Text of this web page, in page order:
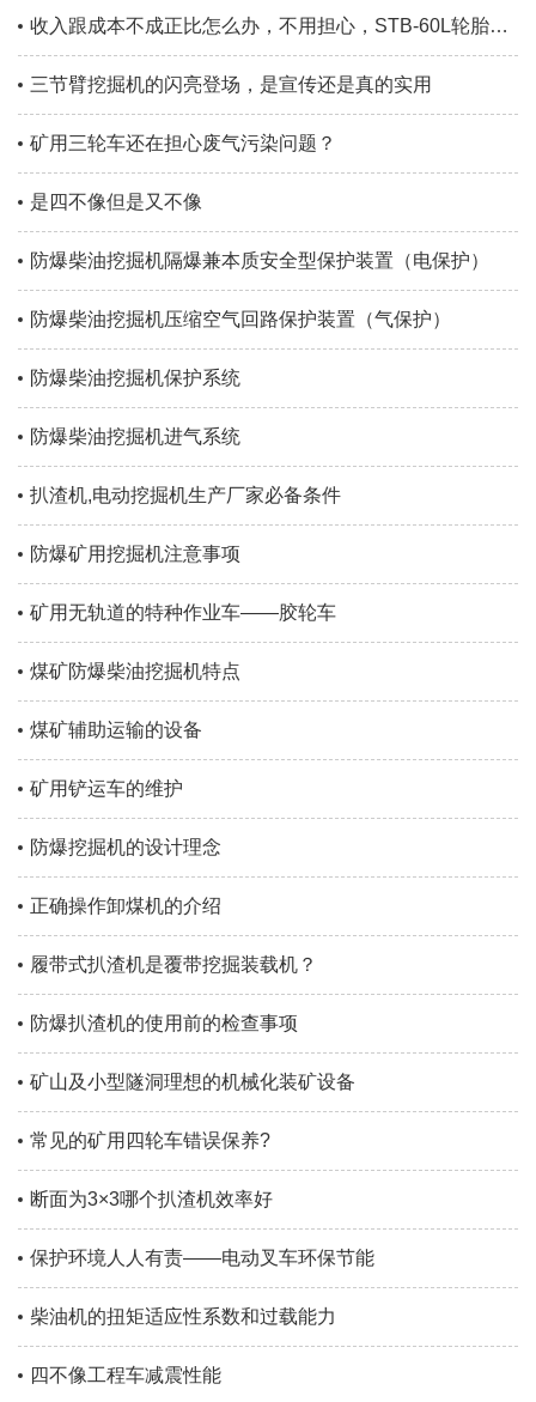
收入跟成本不成正比怎么办，不用担心，STB-60L轮胎刮板扒渣机帮你解决问题
三节臂挖掘机的闪亮登场，是宣传还是真的实用
矿用三轮车还在担心废气污染问题？
是四不像但是又不像
防爆柴油挖掘机隔爆兼本质安全型保护装置（电保护）
防爆柴油挖掘机压缩空气回路保护装置（气保护）
防爆柴油挖掘机保护系统
防爆柴油挖掘机进气系统
扒渣机,电动挖掘机生产厂家必备条件
防爆矿用挖掘机注意事项
矿用无轨道的特种作业车——胶轮车
煤矿防爆柴油挖掘机特点
煤矿辅助运输的设备
矿用铲运车的维护
防爆挖掘机的设计理念
正确操作卸煤机的介绍
履带式扒渣机是覆带挖掘装载机？
防爆扒渣机的使用前的检查事项
矿山及小型隧洞理想的机械化装矿设备
常见的矿用四轮车错误保养?
断面为3×3哪个扒渣机效率好
保护环境人人有责——电动叉车环保节能
柴油机的扭矩适应性系数和过载能力
四不像工程车减震性能